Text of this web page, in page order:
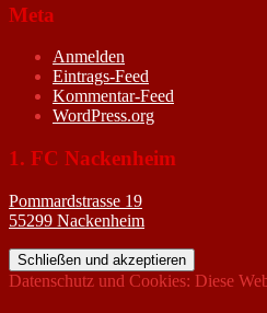
Meta
Anmelden
Eintrags-Feed
Kommentar-Feed
WordPress.org
1. FC Nackenheim
Pommardstrasse 19
55299 Nackenheim
Datenschutz und Cookies: Diese